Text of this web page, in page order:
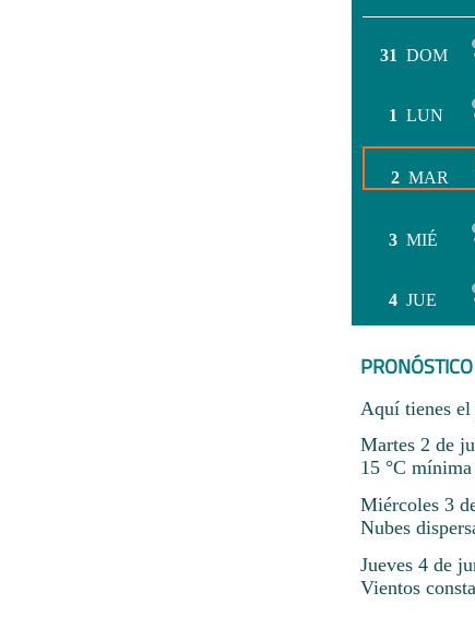
31 DOM
1 LUN
2 MAR
3 MIÉ
4 JUE
Aquí tienes
Martes 2 de
15 °C
Miércoles 3
Nubes
Jueves 4 de
Vientos